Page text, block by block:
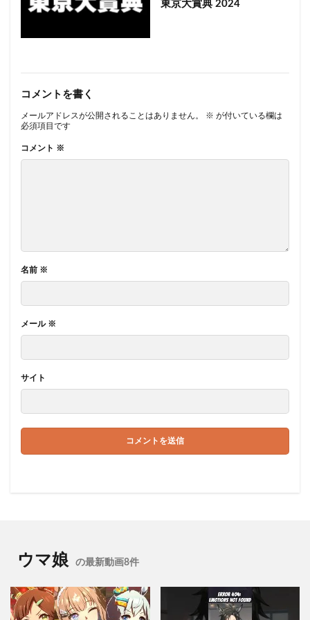
東京大賞典 2024
コメントを書く
メールアドレスが公開されることはありません。 ※ が付いている欄は
必須項目です
コメント ※
名前 ※
メール ※
サイト
ウマ娘 の最新動画8件